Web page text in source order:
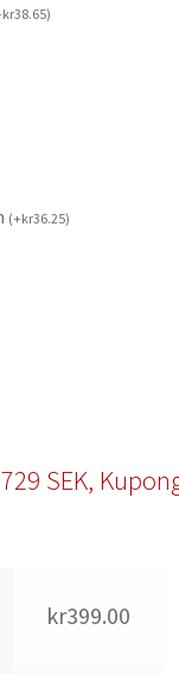
kr38.65)
(+kr36.25)
SEK,
kr399.00